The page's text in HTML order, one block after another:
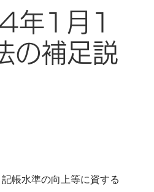
1月1
の補足説
帳水準の向上等に資する